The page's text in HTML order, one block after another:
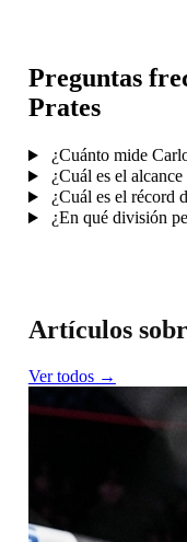
Preguntas
Prates
¿Cuánto mide
¿Cuál es el
¿Cuál es el récord
¿En qué división
Artículos
Ver todos →